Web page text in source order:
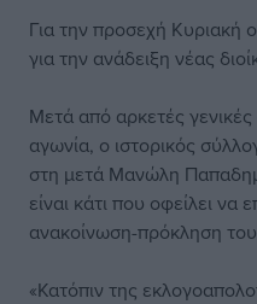
Για την προσεχή Κυριακή
για την ανάδειξη νέας
Μετά από αρκετές γενικές
αγωνία, ο ιστορικός
στη μετά Μανώλη
είναι κάτι που οφείλει
ανακοίνωση-πρόκληση
«Κατόπιν της